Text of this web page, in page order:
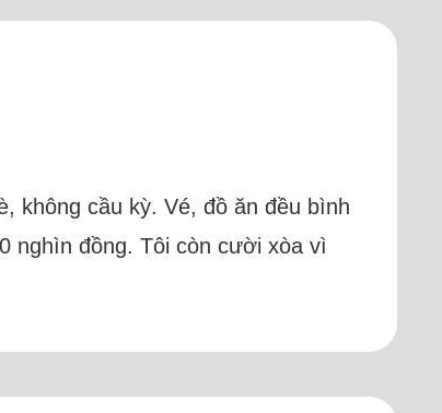
không cầu kỳ. Vé, đồ ăn đều bình
nghìn đồng. Tôi còn cười xòa vì